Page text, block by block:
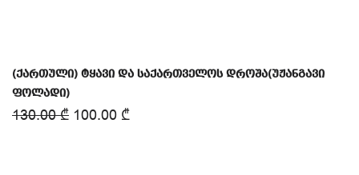
(ქართული) ტყავი და საქართველოს დროშა(უჟანგავი
ფოლადი)
130.00₾ 100.00 ₾